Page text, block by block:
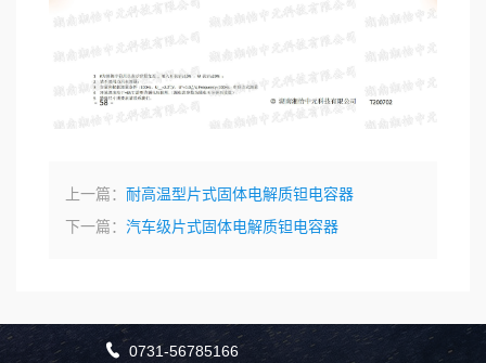
上一篇： 耐高温型片式固体电解质钽电容器
下一篇： 汽车级片式固体电解质钽电容器
 0731-56785166